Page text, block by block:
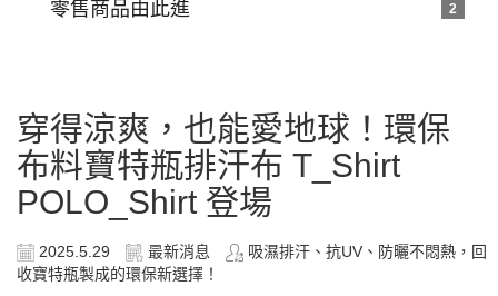
零售商品由此進 2
穿得涼爽，也能愛地球！環保
布料寶特瓶排汗布 T_Shirt
POLO_Shirt 登場
2025.5.29 最新消息
吸濕排汗、抗UV、防曬不悶熱，回
收寶特瓶製成的環保新選擇！